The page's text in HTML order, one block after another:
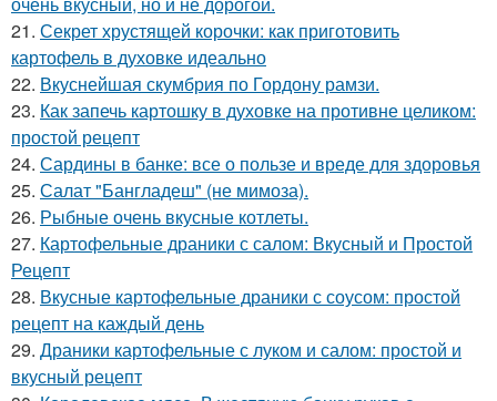
21. Секрет хрустящей корочки: как приготовить
картофель в духовке идеально
22. Вкуснейшая скумбрия по Гордону рамзи.
23. Как запечь картошку в духовке на противне целиком:
простой рецепт
24. Сардины в банке: все о пользе и вреде для здоровья
25. Салат "Бангладеш" (не мимоза).
26. Рыбные очень вкусные котлеты.
27. Картофельные драники с салом: Вкусный и Простой
Рецепт
28. Вкусные картофельные драники с соусом: простой
рецепт на каждый день
29. Драники картофельные с луком и салом: простой и
вкусный рецепт